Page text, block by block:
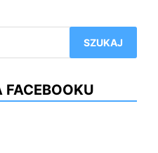
FACEBOOKU